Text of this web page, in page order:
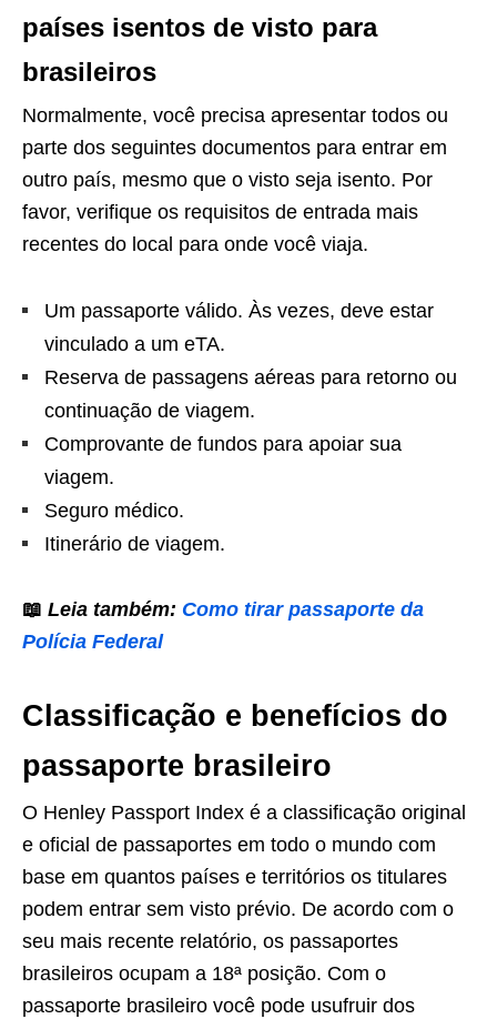
países isentos de visto para
brasileiros
Normalmente, você precisa apresentar todos ou
parte dos seguintes documentos para entrar em
outro país, mesmo que o visto seja isento. Por
favor, verifique os requisitos de entrada mais
recentes do local para onde você viaja.
Um passaporte válido. Às vezes, deve estar
vinculado a um eTA.
Reserva de passagens aéreas para retorno ou
continuação de viagem.
Comprovante de fundos para apoiar sua
viagem.
Seguro médico.
Itinerário de viagem.
📖 Leia também: Como tirar passaporte da
Polícia Federal
Classificação e benefícios do
passaporte brasileiro
O Henley Passport Index é a classificação original
e oficial de passaportes em todo o mundo com
base em quantos países e territórios os titulares
podem entrar sem visto prévio. De acordo com o
seu mais recente relatório, os passaportes
brasileiros ocupam a 18ª posição. Com o
passaporte brasileiro você pode usufruir dos